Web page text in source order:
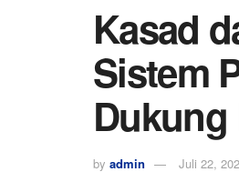
Kasad
Sistem
Dukung
by admin Juli 22,